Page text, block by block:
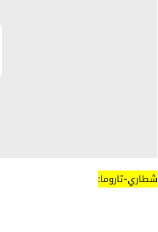
شطاري-تاروما: